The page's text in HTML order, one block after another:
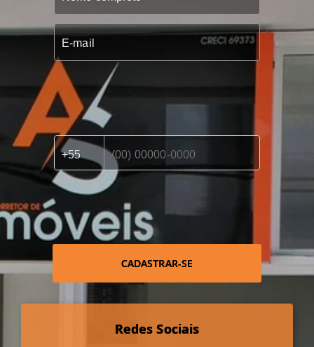
CADASTRAR-SE
Redes Sociais